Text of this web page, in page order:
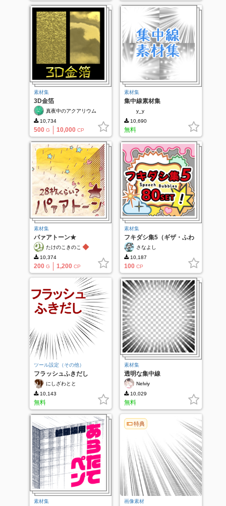
素材集
3D金箔
真夜中のアクアリウム
10,734
500 G 10,000 CP
素材集
集中線素材集
y_y
10,690
無料
素材集
パァアトーン★
たけのこきのこ ◆
10,374
200 G 1,200 CP
素材集
フキダシ集5（ギザ・ふわ
80種類）
さなよし
10,187
100 CP
ツール設定（その他）
フラッシュふきだし
にしざわとと
10,143
無料
素材集
透明な集中線
Nelviy
10,029
無料
素材集
特典
画像素材